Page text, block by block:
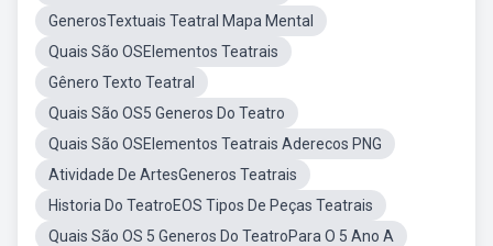
GenerosTextuais Teatral Mapa Mental
Quais São OSElementos Teatrais
Gênero Texto Teatral
Quais São OS5 Generos Do Teatro
Quais São OSElementos Teatrais Aderecos PNG
Atividade De ArtesGeneros Teatrais
Historia Do TeatroEOS Tipos De Peças Teatrais
Quais São OS 5 Generos Do TeatroPara O 5 Ano A